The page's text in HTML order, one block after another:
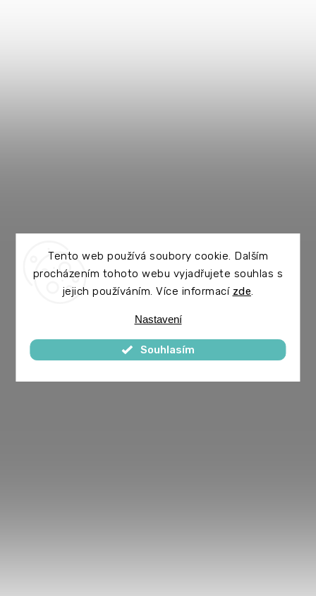
Tento web používá soubory cookie. Dalším
procházením tohoto webu vyjadřujete souhlas s
jejich používáním. Více informací zde.
Nastavení
Souhlasím